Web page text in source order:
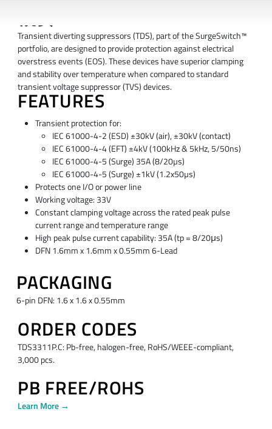
Transient diverting suppressors (TDS), part of the SurgeSwitch™
portfolio, are designed to provide protection against electrical
overstress events (EOS). These devices have superior clamping
and stability over temperature when compared to standard
transient voltage suppressor (TVS) devices.
FEATURES
Transient protection for:
IEC 61000-4-2 (ESD) ±30kV (air), ±30kV (contact)
IEC 61000-4-4 (EFT) ±4kV (100kHz & 5kHz, 5/50ns)
IEC 61000-4-5 (Surge) 35A (8/20µs)
IEC 61000-4-5 (Surge) ±1kV (1.2x50µs)
Protects one I/O or power line
Working voltage: 33V
Constant clamping voltage across the rated peak pulse
current range and temperature range
High peak pulse current capability: 35A (tp = 8/20μs)
DFN 1.6mm x 1.6mm x 0.55mm 6-Lead
PACKAGING
6-pin DFN: 1.6 x 1.6 x 0.55mm
ORDER CODES
TDS3311P.C: Pb-free, halogen-free, RoHS/WEEE-compliant,
3,000 pcs.
PB FREE/ROHS
Learn More →